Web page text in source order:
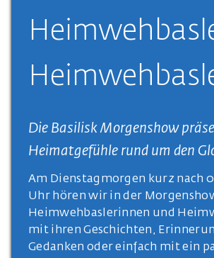
Die Basilisk Morgenshow
Heimatgefühle rund um den
Am Dienstagmorgen kurz nach
Uhr hören wir in der
Heimwehbaslerinnen und
mit ihren Geschichten,
Gedanken oder einfach mit ein